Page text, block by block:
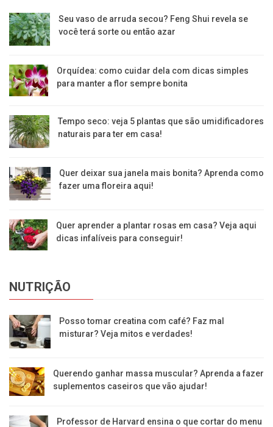
Seu vaso de arruda secou? Feng Shui revela se
você terá sorte ou então azar
Orquídea: como cuidar dela com dicas simples
para manter a flor sempre bonita
Tempo seco: veja 5 plantas que são umidificadores
naturais para ter em casa!
Quer deixar sua janela mais bonita? Aprenda como
fazer uma floreira aqui!
Quer aprender a plantar rosas em casa? Veja aqui
dicas infalíveis para conseguir!
NUTRIÇÃO
Posso tomar creatina com café? Faz mal
misturar? Veja mitos e verdades!
Querendo ganhar massa muscular? Aprenda a fazer
suplementos caseiros que vão ajudar!
Professor de Harvard ensina o que cortar do menu